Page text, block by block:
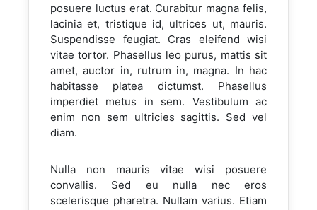
posuere luctus erat. Curabitur magna felis,
lacinia et, tristique id, ultrices ut, mauris.
Suspendisse feugiat. Cras eleifend wisi
vitae tortor. Phasellus leo purus, mattis sit
amet, auctor in, rutrum in, magna. In hac
habitasse platea dictumst. Phasellus
imperdiet metus in sem. Vestibulum ac
enim non sem ultricies sagittis. Sed vel
diam.
Nulla non mauris vitae wisi posuere
convallis. Sed eu nulla nec eros
scelerisque pharetra. Nullam varius. Etiam